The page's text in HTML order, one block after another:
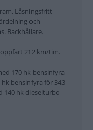
Låsningsfritt
och
Backhållare.
212 km/tim.
170 hk bensinfyra
hk bensinfyra för 343
140 hk dieselturbo